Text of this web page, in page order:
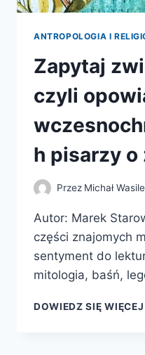
ANTROPOLOGIA I
Zapytaj
czyli
h pisarzy
Przez Michał
Autor: Marek
części znajomych
sentyment do
mitologia, baśń,
DOWIEDZ SIĘ WIĘCEJ